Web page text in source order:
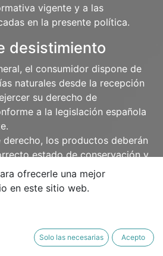
vigente y a las
en la presente política.
desistimiento
el consumidor dispone de
naturales desde la recepción
su derecho de
a la legislación española
derecho, los productos deberán
estado de conservación y
no admiten
de:
ofrecerle una mejor
en este sitio web.
Solo las necesarias Acepto